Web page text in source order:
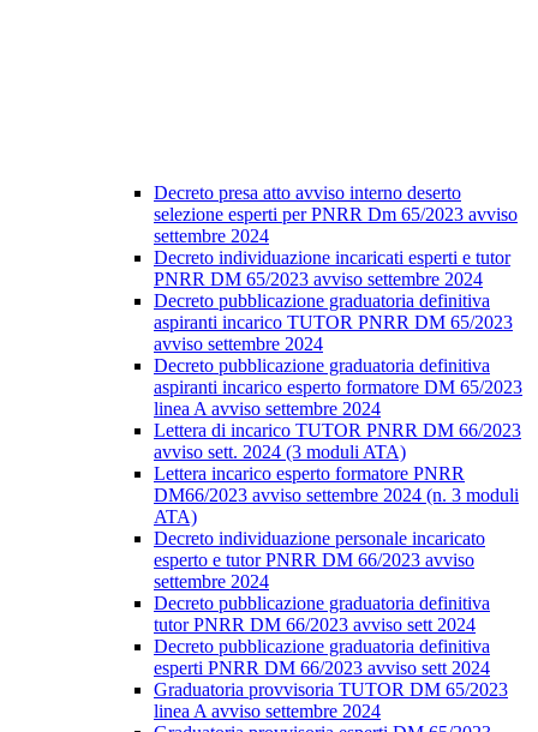
Decreto presa atto avviso interno deserto
selezione esperti per PNRR Dm 65/2023 avviso
settembre 2024
Decreto individuazione incaricati esperti e tutor
PNRR DM 65/2023 avviso settembre 2024
Decreto pubblicazione graduatoria definitiva
aspiranti incarico TUTOR PNRR DM 65/2023
avviso settembre 2024
Decreto pubblicazione graduatoria definitiva
aspiranti incarico esperto formatore DM 65/2023
linea A avviso settembre 2024
Lettera di incarico TUTOR PNRR DM 66/2023
avviso sett. 2024 (3 moduli ATA)
Lettera incarico esperto formatore PNRR
DM66/2023 avviso settembre 2024 (n. 3 moduli
ATA)
Decreto individuazione personale incaricato
esperto e tutor PNRR DM 66/2023 avviso
settembre 2024
Decreto pubblicazione graduatoria definitiva
tutor PNRR DM 66/2023 avviso sett 2024
Decreto pubblicazione graduatoria definitiva
esperti PNRR DM 66/2023 avviso sett 2024
Graduatoria provvisoria TUTOR DM 65/2023
linea A avviso settembre 2024